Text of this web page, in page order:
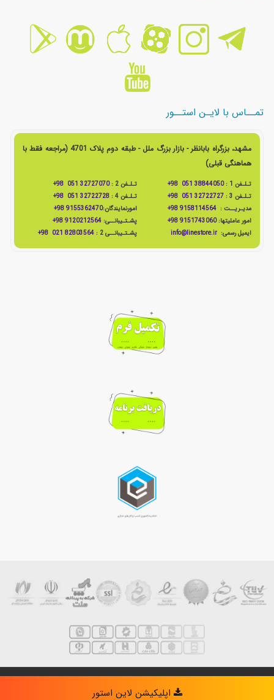
تمــاس با لایـن استــور
مشهد، بزرگراه بابانظر - بازار بزرگ ملل - طبقه دوم پلاک 4701 (مراجعه فقط با
هماهنگی قبلی)
تـلـفن 1 : 38844050 051 98+ تـلـفن 2 :
32727070 051 98+
تـلـفن 3 :
32722727 051 98+ تـلـفن 4 :
32722728 051 98+
مدیـریــت :9158114564 98+ امورنمایندگان:9155362470 98+
امور عاملیتها:9151743060 98+ پشـتـیبانــی: 9120212564 98+
ایمیل رسمی: info@linestore.ir پشـتـیبانــی 2 : 82803564 021 98+
لاین استور
اپلیکیشن لاین استور